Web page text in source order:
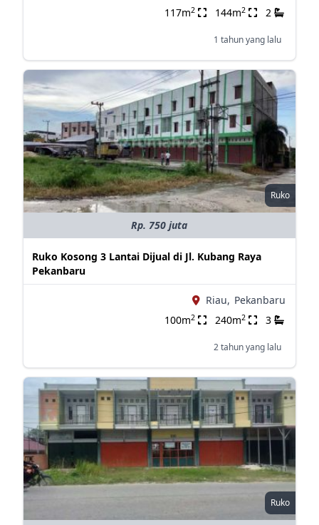
117m2 144m2 2
1 tahun yang lalu
Ruko
Rp. 750 juta
Ruko Kosong 3 Lantai Dijual di Jl. Kubang Raya
Pekanbaru
Riau, Pekanbaru
100m2 240m2 3
2 tahun yang lalu
Ruko